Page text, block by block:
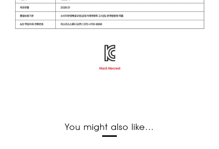
You might also like...